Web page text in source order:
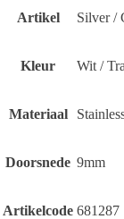
Artikel Silver /
Kleur Wit /
Materiaal
Doorsnede 9mm
Artikelcode 681287